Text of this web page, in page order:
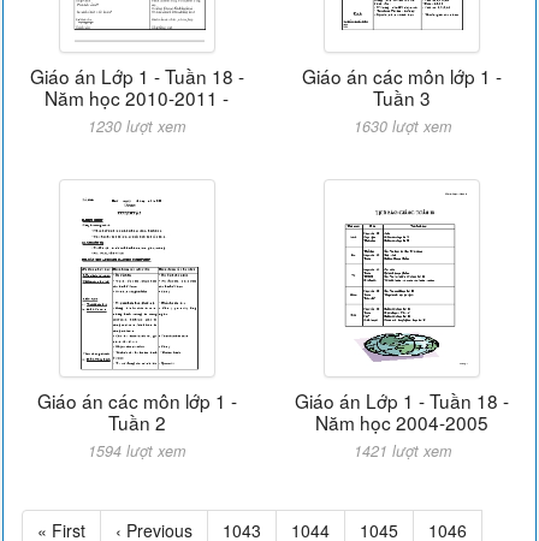
Giáo án Lớp 1 - Tuần 18 -
Năm học 2010-2011 -
1230 lượt xem
Giáo án các môn lớp 1 -
Tuần 3
1630 lượt xem
Giáo án các môn lớp 1 -
Tuần 2
1594 lượt xem
Giáo án Lớp 1 - Tuần 18 -
Năm học 2004-2005
1421 lượt xem
« First ‹ Previous 1043 1044 1045 1046